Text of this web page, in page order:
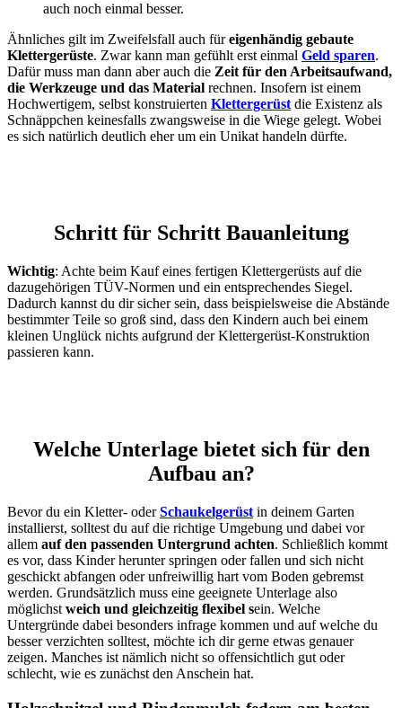
auch noch einmal besser.
Ähnliches gilt im Zweifelsfall auch füreigenhändig gebaute
Klettergerüste. Zwar kann man gefühlt erst einmal Geld sparen.
Dafür muss man dann aber auch die Zeit für den Arbeitsaufwand,
die Werkzeuge und das Material rechnen. Insofern ist einem
Hochwertigem, selbst konstruierten Klettergerüst die Existenz als
Schnäppchen keinesfalls zwangsweise in die Wiege gelegt. Wobei
es sich natürlich deutlich eher um ein Unikat handeln dürfte.
Schritt für Schritt Bauanleitung
Wichtig: Achte beim Kauf eines fertigen Klettergerüsts auf die
dazugehörigen TÜV-Normen und ein entsprechendes Siegel.
Dadurch kannst du dir sicher sein, dass beispielsweise die Abstände
bestimmter Teile so groß sind, dass den Kindern auch bei einem
kleinen Unglück nichts aufgrund der Klettergerüst-Konstruktion
passieren kann.
Welche Unterlage bietet sich für den
Aufbau an?
Bevor du ein Kletter- oderSchaukelgerüst in deinem Garten
installierst, solltest du auf die richtige Umgebung und dabei vor
allem auf den passenden Untergrund achten. Schließlich kommt
es vor, dass Kinder herunter springen oder fallen und sich nicht
geschickt abfangen oder unfreiwillig hart vom Boden gebremst
werden. Grundsätzlich muss eine geeignete Unterlage also
möglichst weich und gleichzeitig flexibel sein. Welche
Untergründe dabei besonders infrage kommen und auf welche du
besser verzichten solltest, möchte ich dir gerne etwas genauer
zeigen. Manches ist nämlich nicht so offensichtlich gut oder
schlecht, wie es zunächst den Anschein hat.